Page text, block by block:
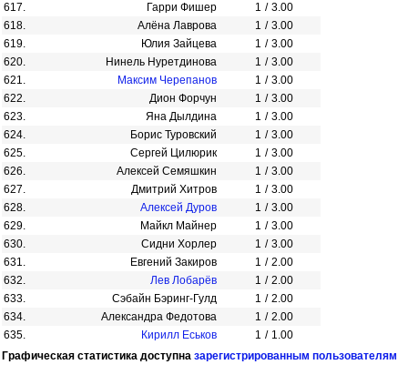
617.
Гарри Фишер 1 / 3.00
618.
Алёна Лаврова 1 / 3.00
619.
Юлия Зайцева 1 / 3.00
620.
Нинель Нуретдинова 1 / 3.00
621.
Максим Черепанов 1 / 3.00
622.
Дион Форчун 1 / 3.00
623.
Яна Дылдина 1 / 3.00
624.
Борис Туровский 1 / 3.00
625.
Сергей Цилюрик 1 / 3.00
626.
Алексей Семяшкин 1 / 3.00
627.
Дмитрий Хитров 1 / 3.00
628.
Алексей Дуров 1 / 3.00
629.
Майкл Майнер 1 / 3.00
630.
Сидни Хорлер 1 / 3.00
631.
Евгений Закиров 1 / 2.00
632.
Лев Лобарёв 1 / 2.00
633.
Сэбайн Бэринг-Гулд 1 / 2.00
634.
Александра Федотова 1 / 2.00
635.
Кирилл Еськов 1 / 1.00
Графическая статистика доступна зарегистрированным пользователям